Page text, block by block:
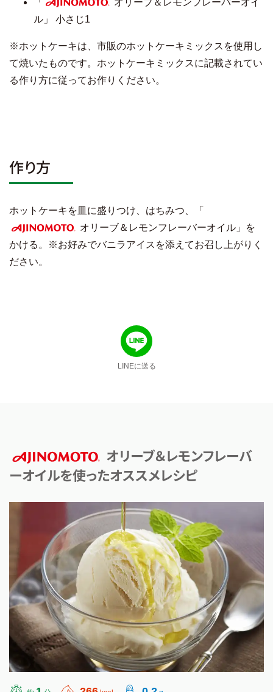
「
AJINOMOTO
オリーブ＆レモンフレーバーオイ
ル」 小さじ1
※ホットケーキは、市販のホットケーキミックスを使用し
て焼いたものです。ホットケーキミックスに記載されてい
る作り方に従ってお作りください。
作り方
ホットケーキを皿に盛りつけ、はちみつ、「
AJINOMOTO
オリーブ＆レモンフレーバーオイル」を
かける。※お好みでバニラアイスを添えてお召し上がりく
ださい。
LINEに送る
AJINOMOTO
オリーブ＆レモンフレーバ
ーオイルを使ったオススメレシピ